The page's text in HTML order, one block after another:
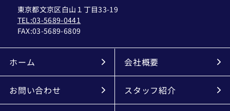
東京都文京区白山１丁目33-19
TEL:03-5689-0441
FAX:03-5689-6809
ホーム 会社概要
お問い合わせ スタッフ紹介